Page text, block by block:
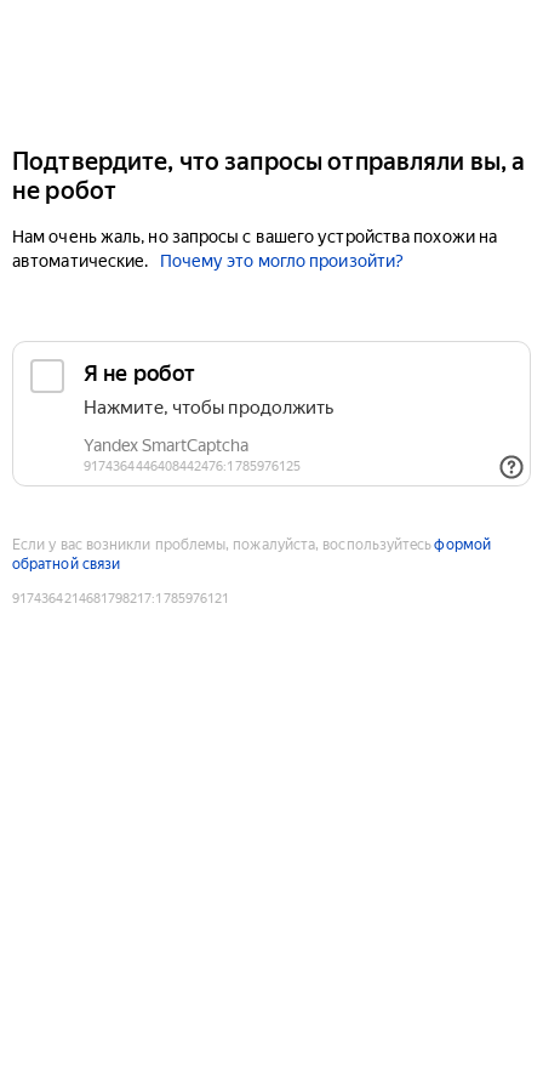
Подтвердите, что запросы отправляли вы, а
не робот
Нам очень жаль, но запросы с вашего устройства похожи на
автоматические.
Почему это могло произойти?
Если у вас возникли проблемы, пожалуйста, воспользуйтесьформой
обратной связи
9174364214681798217:1785976121